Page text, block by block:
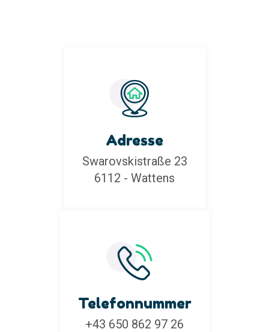
Adresse
Swarovskistraße 23
6112 - Wattens
Telefonnummer
+43 650 862 97 26